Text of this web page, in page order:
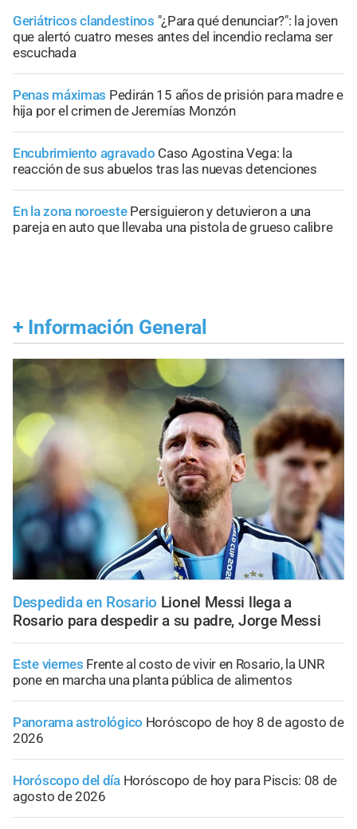
Geriátricos clandestinos "¿Para qué denunciar?": la joven
que alertó cuatro meses antes del incendio reclama ser
escuchada
Penas máximas Pedirán 15 años de prisión para madre e
hija por el crimen de Jeremías Monzón
Encubrimiento agravado Caso Agostina Vega: la
reacción de sus abuelos tras las nuevas detenciones
En la zona noroeste Persiguieron y detuvieron a una
pareja en auto que llevaba una pistola de grueso calibre
+ Información General
Despedida en Rosario Lionel Messi llega a
Rosario para despedir a su padre, Jorge Messi
Este viernes Frente al costo de vivir en Rosario, la UNR
pone en marcha una planta pública de alimentos
Panorama astrológico Horóscopo de hoy 8 de agosto de
2026
Horóscopo del día Horóscopo de hoy para Piscis: 08 de
agosto de 2026